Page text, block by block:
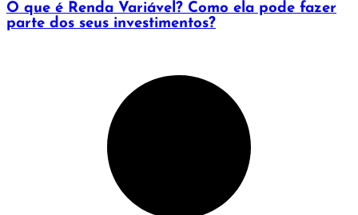
O que é Renda Variável? Como ela pode fazer
parte dos seus investimentos?